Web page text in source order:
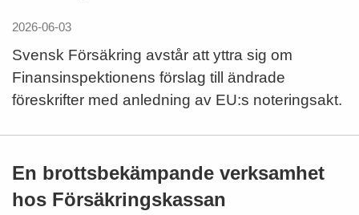
2026-06-03
Svensk Försäkring avstår att yttra sig om
Finansinspektionens förslag till ändrade
föreskrifter med anledning av EU:s noteringsakt.
En brottsbekämpande verksamhet
hos Försäkringskassan